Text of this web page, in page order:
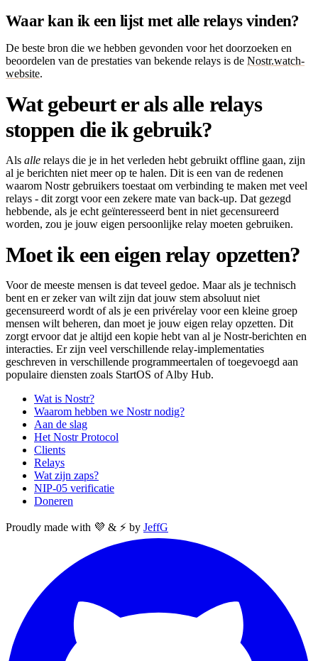
Waar kan ik een lijst met alle relays vinden?
De beste bron die we hebben gevonden voor het doorzoeken en
beoordelen van de prestaties van bekende relays is de Nostr.watch-
website.
Wat gebeurt er als alle relays
stoppen die ik gebruik?
Als alle relays die je in het verleden hebt gebruikt offline gaan, zijn
al je berichten niet meer op te halen. Dit is een van de redenen
waarom Nostr gebruikers toestaat om verbinding te maken met veel
relays - dit zorgt voor een zekere mate van back-up. Dat gezegd
hebbende, als je echt geïnteresseerd bent in niet gecensureerd
worden, zou je jouw eigen persoonlijke relay moeten gebruiken.
Moet ik een eigen relay opzetten?
Voor de meeste mensen is dat teveel gedoe. Maar als je technisch
bent en er zeker van wilt zijn dat jouw stem absoluut niet
gecensureerd wordt of als je een privérelay voor een kleine groep
mensen wilt beheren, dan moet je jouw eigen relay opzetten. Dit
zorgt ervoor dat je altijd een kopie hebt van al je Nostr-berichten en
interacties. Er zijn veel verschillende relay-implementaties
geschreven in verschillende programmeertalen of toegevoegd aan
populaire diensten zoals StartOS of Alby Hub.
Wat is Nostr?
Waarom hebben we Nostr nodig?
Aan de slag
Het Nostr Protocol
Clients
Relays
Wat zijn zaps?
NIP-05 verificatie
Doneren
Proudly made with 💜 & ⚡ by JeffG